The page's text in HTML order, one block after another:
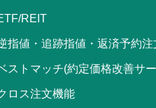
REIT
指値・追跡指値・返済予約注
ストマッチ(約定価格改善サ
ロス注文機能